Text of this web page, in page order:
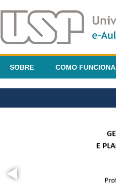
SOBRE COMO FUNCIONA